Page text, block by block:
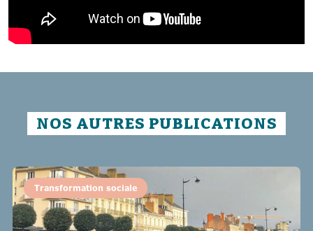
NOS AUTRES PUBLICATIONS
Transformation sociale